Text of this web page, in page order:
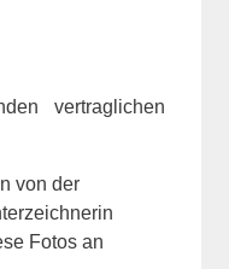
vertraglichen
von der
Fotos an